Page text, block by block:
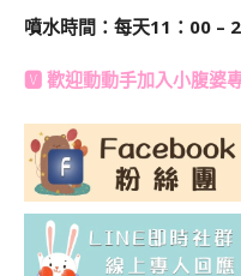
噴水時間：每天11：00 –
🆅 歡迎動動手加入小腹婆